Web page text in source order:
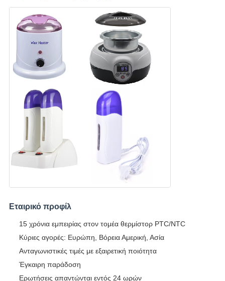
Εταιρικό προφίλ
15 χρόνια εμπειρίας στον τομέα θερμίστορ PTC/NTC
Κύριες αγορές: Ευρώπη, Βόρεια Αμερική, Ασία
Ανταγωνιστικές τιμές με εξαιρετική ποιότητα
Έγκαιρη παράδοση
Ερωτήσεις απαντώνται εντός 24 ωρών